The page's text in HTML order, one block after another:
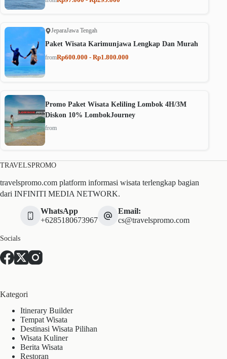
JeparaJawa Tengah
Paket Wisata Karimunjawa Lengkap Dan Murah
fromRp600.000 - Rp1.800.000
Promo Paket Wisata Keliling Lombok 4H/3M
Diskon 10% LombokJourney
from
TRAVELSPROMO
travelspromo.com platform informasi wisata terlengkap bagian
dari INFINITI MEDIA NETWORK.
WhatsApp
+6285180673967
Email:
cs@travelspromo.com
Socials
Kategori
Itinerary Builder
Tempat Wisata
Destinasi Wisata Pilihan
Wisata Kuliner
Berita Wisata
Restoran